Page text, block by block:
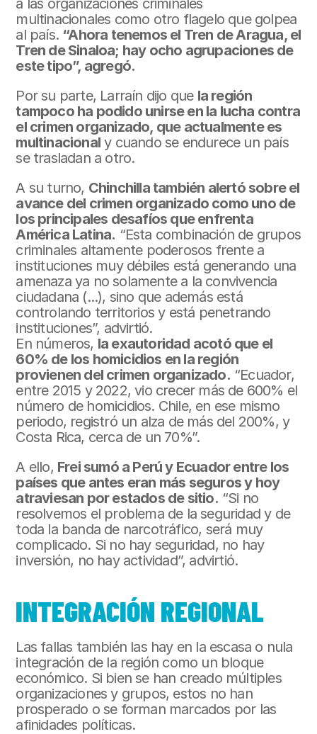
a las organizaciones criminales
multinacionales como otro flagelo que golpea
al país. “Ahora tenemos el Tren de Aragua, el
Tren de Sinaloa; hay ocho agrupaciones de
este tipo”, agregó.
Por su parte, Larraín dijo que la región
tampoco ha podido unirse en la lucha contra
el crimen organizado, que actualmente es
multinacional y cuando se endurece un país
se trasladan a otro.
A su turno, Chinchilla también alertó sobre el
avance del crimen organizado como uno de
los principales desafíos que enfrenta
América Latina. “Esta combinación de grupos
criminales altamente poderosos frente a
instituciones muy débiles está generando una
amenaza ya no solamente a la convivencia
ciudadana (...), sino que además está
controlando territorios y está penetrando
instituciones”, advirtió.
En números, la exautoridad acotó que el
60% de los homicidios en la región
provienen del crimen organizado. “Ecuador,
entre 2015 y 2022, vio crecer más de 600% el
número de homicidios. Chile, en ese mismo
periodo, registró un alza de más del 200%, y
Costa Rica, cerca de un 70%”.
A ello, Frei sumó a Perú y Ecuador entre los
países que antes eran más seguros y hoy
atraviesan por estados de sitio. “Si no
resolvemos el problema de la seguridad y de
toda la banda de narcotráfico, será muy
complicado. Si no hay seguridad, no hay
inversión, no hay actividad”, advirtió.
INTEGRACIÓN REGIONAL
Las fallas también las hay en la escasa o nula
integración de la región como un bloque
económico. Si bien se han creado múltiples
organizaciones y grupos, estos no han
prosperado o se forman marcados por las
afinidades políticas.